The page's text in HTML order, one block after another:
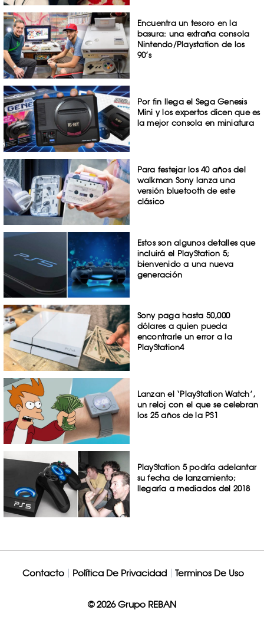
Encuentra un tesoro en la
basura: una extraña consola
Nintendo/Playstation de los
90’s
Por fin llega el Sega Genesis
Mini y los expertos dicen que es
la mejor consola en miniatura
Para festejar los 40 años del
walkman Sony lanza una
versión bluetooth de este
clásico
Estos son algunos detalles que
incluirá el PlayStation 5;
bienvenido a una nueva
generación
Sony paga hasta 50,000
dólares a quien pueda
encontrarle un error a la
PlayStation4
Lanzan el ‘PlayStation Watch’,
un reloj con el que se celebran
los 25 años de la PS1
PlayStation 5 podría adelantar
su fecha de lanzamiento;
llegaría a mediados del 2018
Contacto Política De Privacidad Terminos De Uso
© 2026 Grupo REBAN